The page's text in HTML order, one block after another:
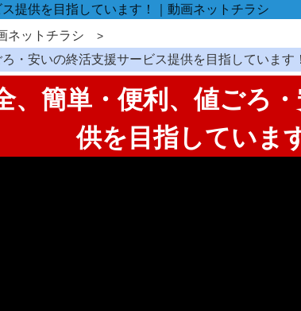
提供を目指しています！｜動画ネットチラシ
ネットチラシ
・安いの終活支援サービス提供を目指しています！
、簡単・便利、値ごろ
供を目指していま